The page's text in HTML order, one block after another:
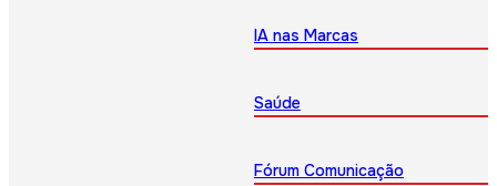
IA nas Marcas
Saúde
Fórum Comunicação